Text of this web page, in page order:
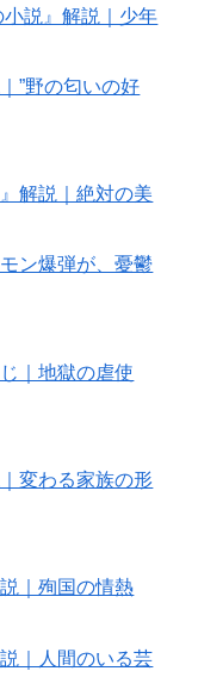
説』解説｜少年
”野の匂いの好
解説｜絶対の美
ン爆弾が、憂鬱
｜地獄の虐使
変わる家族の形
｜殉国の情熱
｜人間のいる芸